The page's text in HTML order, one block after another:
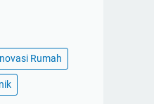
Rumah